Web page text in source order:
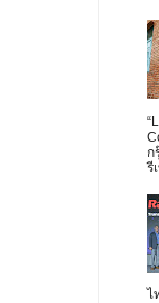
ก
รี
ไ